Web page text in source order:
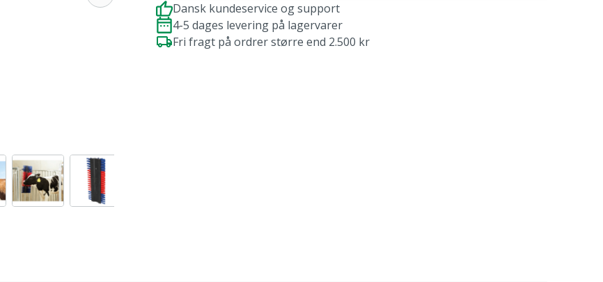
Dansk kundeservice og support
4-5 dages levering på lagervarer
Fri fragt på ordrer større end 2.500 kr